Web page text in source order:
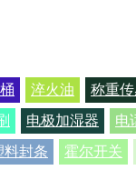
淬火油
称重
电极加湿器
电
料封条 霍尔开关